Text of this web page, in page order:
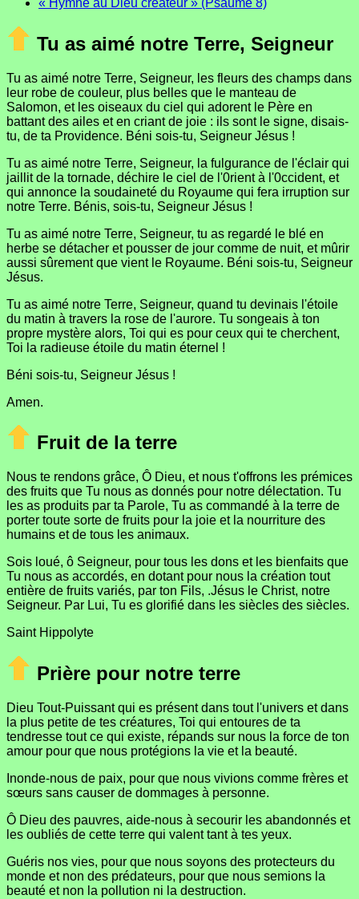
Tu as aimé notre Terre, Seigneur
Tu as aimé notre Terre, Seigneur, les fleurs des champs dans
leur robe de couleur, plus belles que le manteau de
Salomon, et les oiseaux du ciel qui adorent le Père en
battant des ailes et en criant de joie : ils sont le signe, disais-
tu, de ta Providence. Béni sois-tu, Seigneur Jésus !
Tu as aimé notre Terre, Seigneur, la fulgurance de l'éclair qui
jaillit de la tornade, déchire le ciel de l'0rient à l'0ccident, et
qui annonce la soudaineté du Royaume qui fera irruption sur
notre Terre. Bénis, sois-tu, Seigneur Jésus !
Tu as aimé notre Terre, Seigneur, tu as regardé le blé en
herbe se détacher et pousser de jour comme de nuit, et mûrir
aussi sûrement que vient le Royaume. Béni sois-tu, Seigneur
Jésus.
Tu as aimé notre Terre, Seigneur, quand tu devinais l'étoile
du matin à travers la rose de l'aurore. Tu songeais à ton
propre mystère alors, Toi qui es pour ceux qui te cherchent,
Toi la radieuse étoile du matin éternel !
Béni sois-tu, Seigneur Jésus !
Amen.
Fruit de la terre
Nous te rendons grâce, Ô Dieu, et nous t'offrons les prémices
des fruits que Tu nous as donnés pour notre délectation. Tu
les as produits par ta Parole, Tu as commandé à la terre de
porter toute sorte de fruits pour la joie et la nourriture des
humains et de tous les animaux.
Sois loué, ô Seigneur, pour tous les dons et les bienfaits que
Tu nous as accordés, en dotant pour nous la création tout
entière de fruits variés, par ton Fils, .Jésus le Christ, notre
Seigneur. Par Lui, Tu es glorifié dans les siècles des siècles.
Saint Hippolyte
Prière pour notre terre
Dieu Tout-Puissant qui es présent dans tout l'univers et dans
la plus petite de tes créatures, Toi qui entoures de ta
tendresse tout ce qui existe, répands sur nous la force de ton
amour pour que nous protégions la vie et la beauté.
Inonde-nous de paix, pour que nous vivions comme frères et
sœurs sans causer de dommages à personne.
Ô Dieu des pauvres, aide-nous à secourir les abandonnés et
les oubliés de cette terre qui valent tant à tes yeux.
Guéris nos vies, pour que nous soyons des protecteurs du
monde et non des prédateurs, pour que nous semions la
beauté et non la pollution ni la destruction.